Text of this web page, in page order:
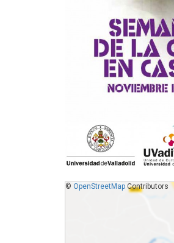
© OpenStreetMapContributors